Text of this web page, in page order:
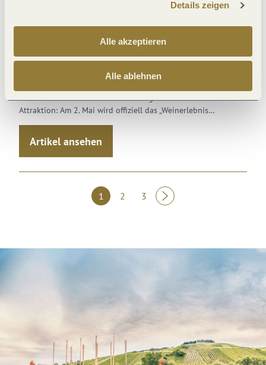
Details zeigen
Alle akzeptieren
Alle ablehnen
Tourist-Information Kröv
eröffnet am 2. Mai 2026
Kröv erweitert sein touristisches Angebot um eine innovative
Attraktion: Am 2. Mai wird offiziell das „Weinerlebnis…
Artikel ansehen
1 2 3